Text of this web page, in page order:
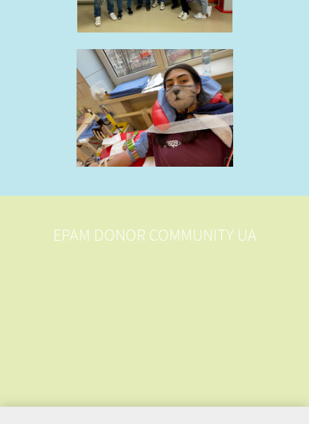
EPAM DONOR COMMUNITY UA